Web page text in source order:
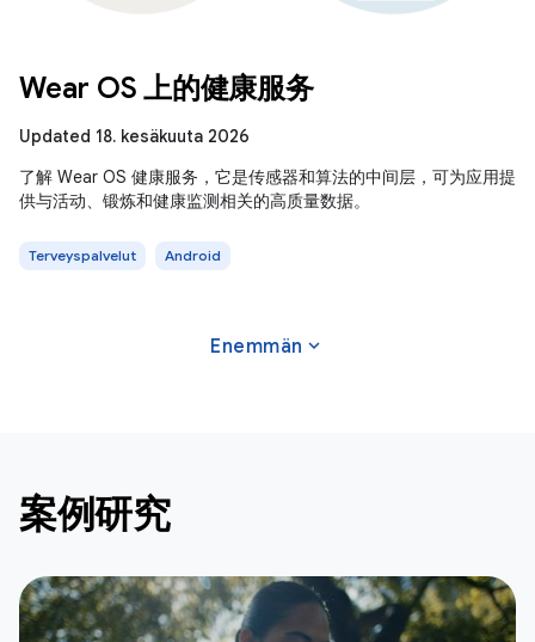
Wear OS 上的健康服务
Updated 18. kesäkuuta 2026
了解 Wear OS 健康服务，它是传感器和算法的中间层，可为应用提
供与活动、锻炼和健康监测相关的高质量数据。
Terveyspalvelut Android
Enemmän expand_more
案例研究